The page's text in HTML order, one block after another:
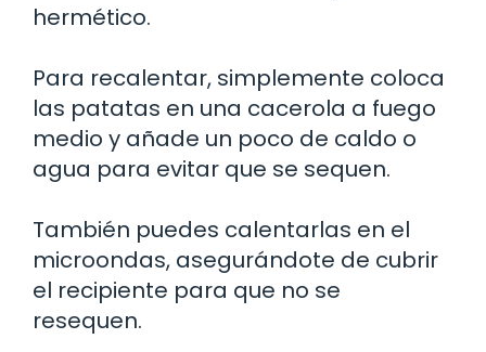
hermético.
Para recalentar, simplemente coloca
las patatas en una cacerola a fuego
medio y añade un poco de caldo o
agua para evitar que se sequen.
También puedes calentarlas en el
microondas, asegurándote de cubrir
el recipiente para que no se
resequen.